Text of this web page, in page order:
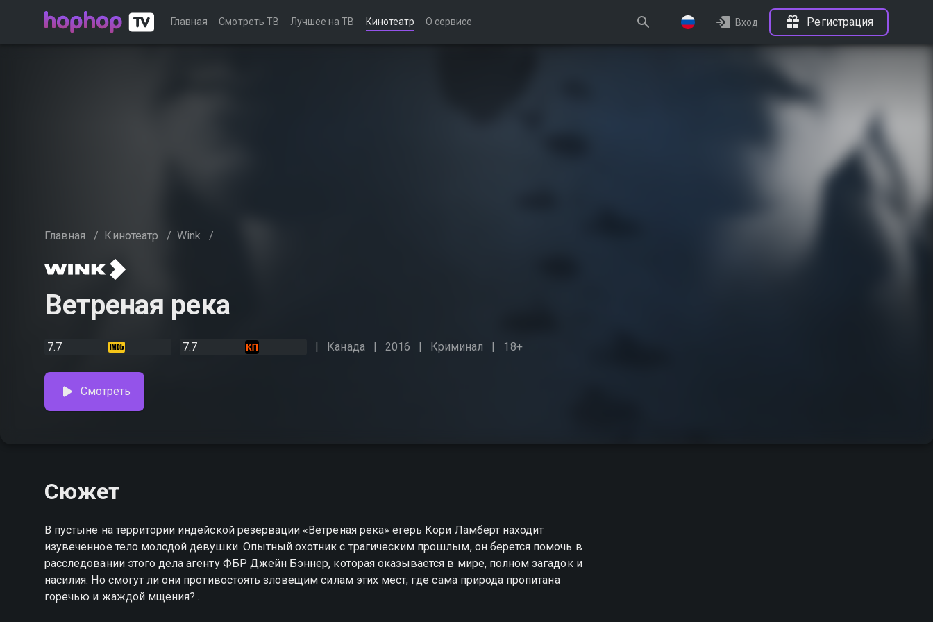
Главная Смотреть ТВ Лучшее на ТВ Кинотеатр О сервисе Вход Регистрация
Главная / Кинотеатр / Wink /
Ветреная река
7.7 7.7 Канада 2016 Криминал 18+
Смотреть
Сюжет
В пустыне на территории индейской резервации «Ветреная река» егерь Кори Ламберт находит
изувеченное тело молодой девушки. Опытный охотник с трагическим прошлым, он берется помочь в
расследовании этого дела агенту ФБР Джейн Бэннер, которая оказывается в мире, полном загадок и
насилия. Но смогут ли они противостоять зловещим силам этих мест, где сама природа пропитана
горечью и жаждой мщения?..